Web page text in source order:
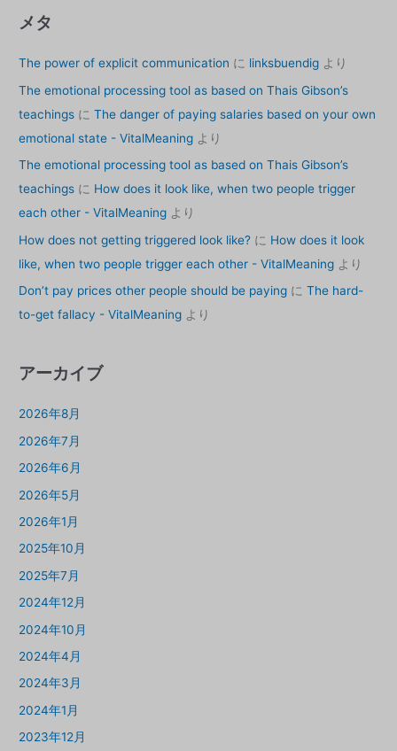
メタ
The power of explicit communication に linksbuendig より
The emotional processing tool as based on Thais Gibson’s
teachings にThe danger of paying salaries based on your own
emotional state - VitalMeaning より
The emotional processing tool as based on Thais Gibson’s
teachings に How does it look like, when two people trigger
each other - VitalMeaning より
How does not getting triggered look like? に How does it look
like, when two people trigger each other - VitalMeaning より
Don’t pay prices other people should be paying にThe hard-
to-get fallacy - VitalMeaning より
アーカイブ
2026年8月
2026年7月
2026年6月
2026年5月
2026年1月
2025年10月
2025年7月
2024年12月
2024年10月
2024年4月
2024年3月
2024年1月
2023年12月